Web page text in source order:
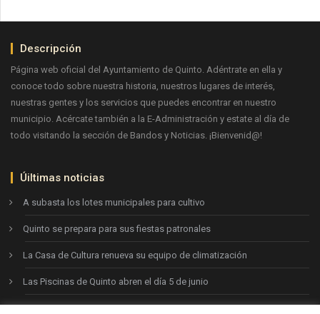
Descripción
Página web oficial del Ayuntamiento de Quinto. Adéntrate en ella y
conoce todo sobre nuestra historia, nuestros lugares de interés,
nuestras gentes y los servicios que puedes encontrar en nuestro
municipio. Acércate también a la E-Administración y estate al día de
todo visitando la sección de Bandos y Noticias. ¡Bienvenid@!
Úiltimas noticias
A subasta los lotes municipales para cultivo
Quinto se prepara para sus fiestas patronales
La Casa de Cultura renueva su equipo de climatización
Las Piscinas de Quinto abren el día 5 de junio